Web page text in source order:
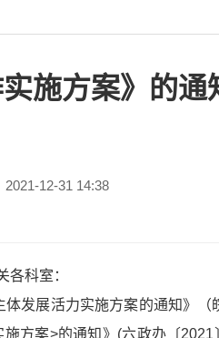
施方案》的
2021-12-31 14:38
科室：
发展活力实施方案的通知》
方案>的通知》 (六政办〔